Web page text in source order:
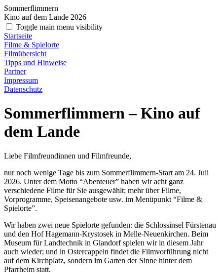
Sommerflimmern
Kino auf dem Lande 2026
Toggle main menu visibility
Startseite
Filme & Spielorte
Filmübersicht
Tipps und Hinweise
Partner
Impressum
Datenschutz
Sommerflimmern – Kino auf
dem Lande
Liebe Filmfreundinnen und Filmfreunde,
nur noch wenige Tage bis zum Sommerflimmern-Start am 24. Juli
2026. Unter dem Motto “Abenteuer” haben wir acht ganz
verschiedene Filme für Sie ausgewählt; mehr über Filme,
Vorprogramme, Speisenangebote usw. im Menüpunkt “Filme &
Spielorte”.
Wir haben zwei neue Spielorte gefunden: die Schlossinsel Fürstenau
und den Hof Hagemann-Krystosek in Melle-Neuenkirchen. Beim
Museum für Landtechnik in Glandorf spielen wir in diesem Jahr
auch wieder; und in Ostercappeln findet die Filmvorführung nicht
auf dem Kirchplatz, sondern im Garten der Sinne hinter dem
Pfarrheim statt.